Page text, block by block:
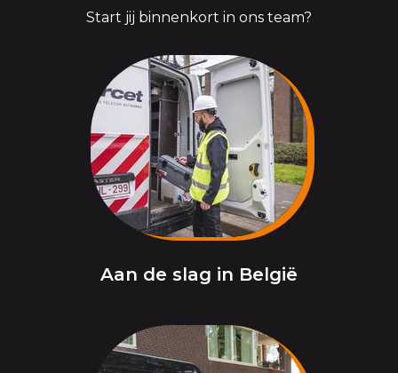
Start jij binnenkort in ons team?
Aan de slag in België